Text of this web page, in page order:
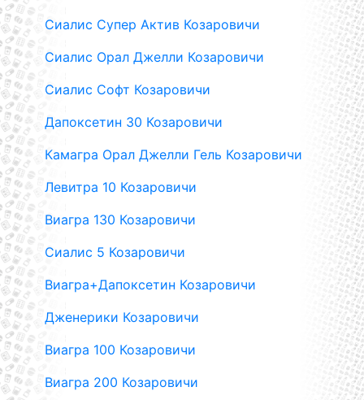
Сиалис Супер Актив Козаровичи
Сиалис Орал Джелли Козаровичи
Сиалис Софт Козаровичи
Дапоксетин 30 Козаровичи
Камагра Орал Джелли Гель Козаровичи
Левитра 10 Козаровичи
Виагра 130 Козаровичи
Сиалис 5 Козаровичи
Виагра+Дапоксетин Козаровичи
Дженерики Козаровичи
Виагра 100 Козаровичи
Виагра 200 Козаровичи